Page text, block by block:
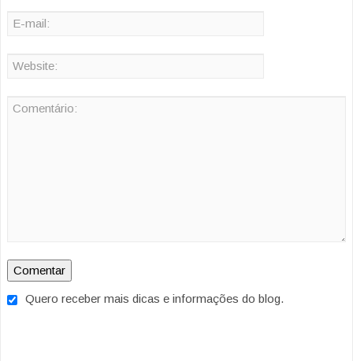
Quero receber mais dicas e informações do blog.